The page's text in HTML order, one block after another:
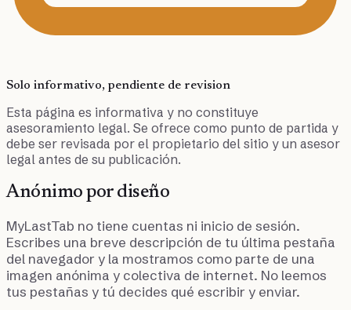
Solo informativo, pendiente de revision
Esta página es informativa y no constituye
asesoramiento legal. Se ofrece como punto de partida y
debe ser revisada por el propietario del sitio y un asesor
legal antes de su publicación.
Anónimo por diseño
MyLastTab no tiene cuentas ni inicio de sesión.
Escribes una breve descripción de tu última pestaña
del navegador y la mostramos como parte de una
imagen anónima y colectiva de internet. No leemos
tus pestañas y tú decides qué escribir y enviar.